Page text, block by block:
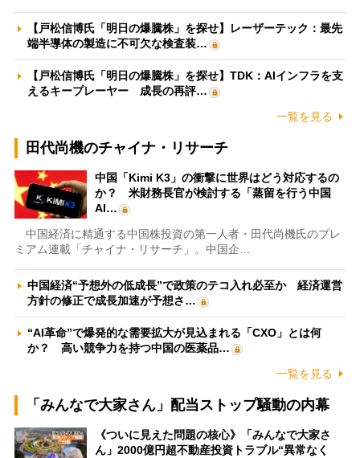
【戸松信博氏「明日の爆騰株」を探せ】レーザーテック：最先
端半導体の製造に不可欠な検査装…
【戸松信博氏「明日の爆騰株」を探せ】TDK：AIインフラを支
えるキープレーヤー 成長の再評…
一覧を見る
田代尚機のチャイナ・リサーチ
中国「Kimi K3」の衝撃に世界はどう対応するの
か？ 米財務長官が検討する「蒸留を行う中国
AI…
中国経済に精通する中国株投資の第一人者・田代尚機氏のプレ
ミアム連載「チャイナ・リサーチ」。中国企…
中国経済“予想外の低成長”で政策のテコ入れ必至か 経済運営
方針の修正で成長加速が予想さ…
“AI革命”で爆発的な需要拡大が見込まれる「CXO」とは何
か？ 高い競争力を持つ中国の医薬品…
一覧を見る
「みんなで大家さん」配当ストップ騒動の内幕
《ついに見えた問題の核心》「みんなで大家さ
ん」2000億円超不動産投資トラブル“異常なく